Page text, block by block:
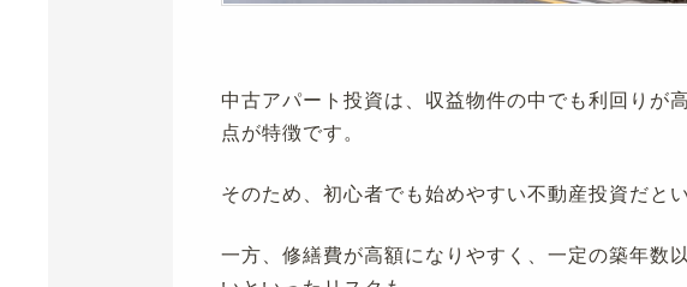
中古アパート投資は、収益物件の中でも利回りが
点が特徴です。
そのため、初心者でも始めやすい不動産投資だとい
一方、修繕費が高額になりやすく、一定の築年数